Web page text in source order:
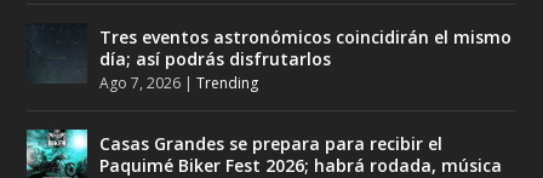
Tres eventos astronómicos coincidirán el mismo
día; así podrás disfrutarlos
Ago 7, 2026 |Trending
Casas Grandes se prepara para recibir el
Paquimé Biker Fest 2026; habrá rodada, música